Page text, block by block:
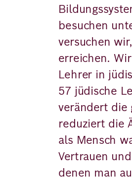
besuchen
versuchen
erreichen.
Lehrer in
57 jüdische
verändert die
reduziert die
als Mensch
Vertrauen
denen man